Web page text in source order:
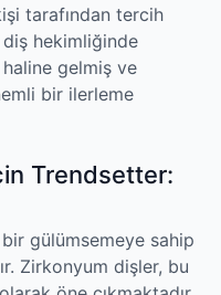
tarafından tercih
hekimliğinde
gelmiş ve
bir ilerleme
Trendsetter:
gülümsemeye sahip
Zirkonyum dişler, bu